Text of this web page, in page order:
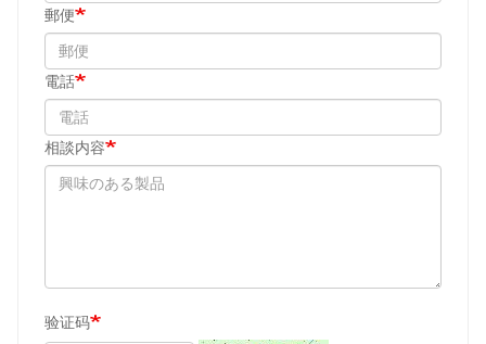
郵便
電話
相談内容
验证码